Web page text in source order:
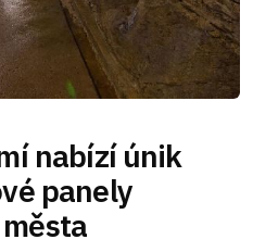
nabízí únik
panely